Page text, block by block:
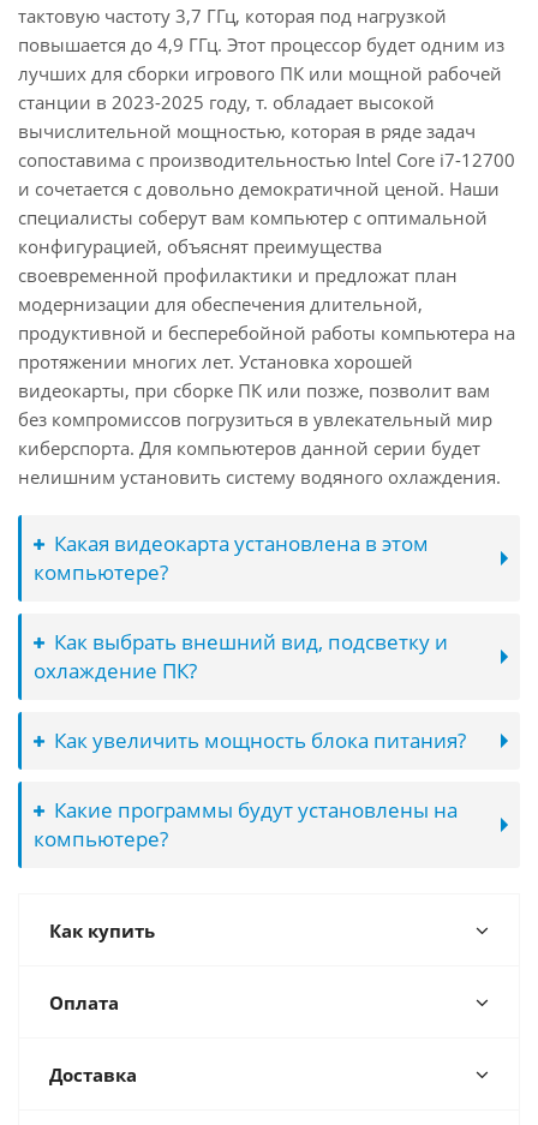
тактовую частоту 3,7 ГГц, которая под нагрузкой
повышается до 4,9 ГГц. Этот процессор будет одним из
лучших для сборки игрового ПК или мощной рабочей
станции в 2023-2025 году, т. обладает высокой
вычислительной мощностью, которая в ряде задач
сопоставима с производительностью Intel Core i7-12700
и сочетается с довольно демократичной ценой. Наши
специалисты соберут вам компьютер с оптимальной
конфигурацией, объяснят преимущества
своевременной профилактики и предложат план
модернизации для обеспечения длительной,
продуктивной и бесперебойной работы компьютера на
протяжении многих лет. Установка хорошей
видеокарты, при сборке ПК или позже, позволит вам
без компромиссов погрузиться в увлекательный мир
киберспорта. Для компьютеров данной серии будет
нелишним установить систему водяного охлаждения.
Какая видеокарта установлена в этом
компьютере?
Как выбрать внешний вид, подсветку и
охлаждение ПК?
Как увеличить мощность блока питания?
Какие программы будут установлены на
компьютере?
Как купить
Оплата
Доставка